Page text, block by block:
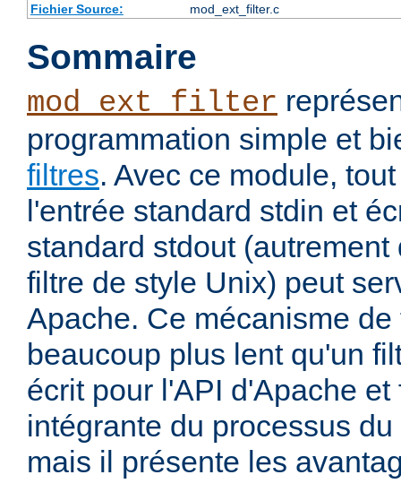
Fichier Source:
mod_ext_filter.c
Sommaire
mod_ext_filter
programmation simple et
filtres. Avec ce module,
l'entrée standard stdin et
standard stdout
filtre de style Unix) peut
Apache. Ce mécanisme de
beaucoup plus lent qu'un
écrit pour l'API d'Apache et
intégrante du processus
mais il présente les